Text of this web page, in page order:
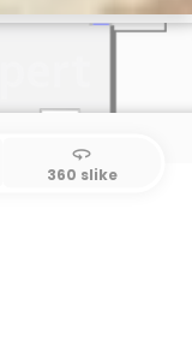
360
360 slike